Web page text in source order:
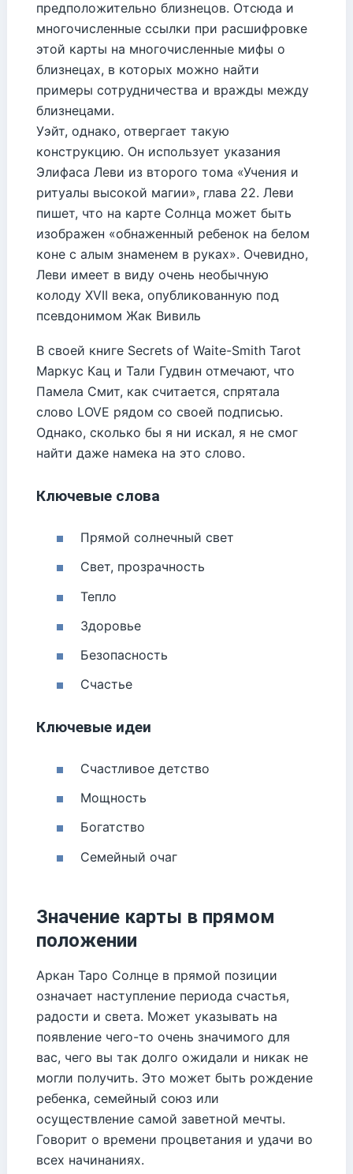
предположительно близнецов. Отсюда и
многочисленные ссылки при расшифровке
этой карты на многочисленные мифы о
близнецах, в которых можно найти
примеры сотрудничества и вражды между
близнецами.
Уэйт, однако, отвергает такую
конструкцию. Он использует указания
Элифаса Леви из второго тома «Учения и
ритуалы высокой магии», глава 22. Леви
пишет, что на карте Солнца может быть
изображен «обнаженный ребенок на белом
коне с алым знаменем в руках». Очевидно,
Леви имеет в виду очень необычную
колоду XVII века, опубликованную под
псевдонимом Жак Вивиль
В своей книге Secrets of Waite-Smith Tarot
Маркус Кац и Тали Гудвин отмечают, что
Памела Смит, как считается, спрятала
слово LOVE рядом со своей подписью.
Однако, сколько бы я ни искал, я не смог
найти даже намека на это слово.
Ключевые слова
Прямой солнечный свет
Свет, прозрачность
Тепло
Здоровье
Безопасность
Счастье
Ключевые идеи
Счастливое детство
Мощность
Богатство
Семейный очаг
Значение карты в прямом
положении
Аркан Таро Солнце в прямой позиции
означает наступление периода счастья,
радости и света. Может указывать на
появление чего-то очень значимого для
вас, чего вы так долго ожидали и никак не
могли получить. Это может быть рождение
ребенка, семейный союз или
осуществление самой заветной мечты.
Говорит о времени процветания и удачи во
всех начинаниях.